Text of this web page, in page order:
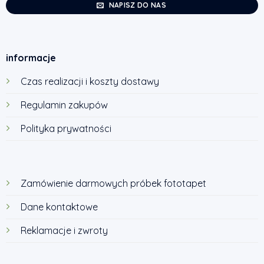
NAPISZ DO NAS
informacje
Czas realizacji i koszty dostawy
Regulamin zakupów
Polityka prywatności
Zamówienie darmowych próbek fototapet
Dane kontaktowe
Reklamacje i zwroty